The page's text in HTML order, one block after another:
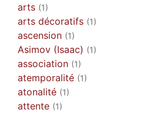
arts (1)
arts décoratifs (1)
ascension (1)
Asimov (Isaac) (1)
association (1)
atemporalité (1)
atonalité (1)
attente (1)